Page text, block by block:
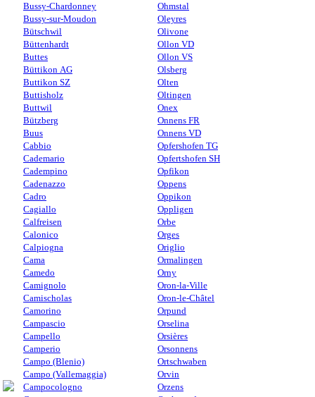
Bussy-Chardonney
Bussy-sur-Moudon
Bütschwil
Büttenhardt
Buttes
Büttikon AG
Buttikon SZ
Buttisholz
Buttwil
Bützberg
Buus
Cabbio
Cademario
Cadempino
Cadenazzo
Cadro
Cagiallo
Calfreisen
Calonico
Calpiogna
Cama
Camedo
Camignolo
Camischolas
Camorino
Campascio
Campello
Camperio
Campo (Blenio)
Campo (Vallemaggia)
Campocologno
Ohmstal
Oleyres
Olivone
Ollon VD
Ollon VS
Olsberg
Olten
Oltingen
Onex
Onnens FR
Onnens VD
Opfershofen TG
Opfertshofen SH
Opfikon
Oppens
Oppikon
Oppligen
Orbe
Orges
Origlio
Ormalingen
Orny
Oron-la-Ville
Oron-le-Châtel
Orpund
Orselina
Orsières
Orsonnens
Ortschwaben
Orvin
Orzens